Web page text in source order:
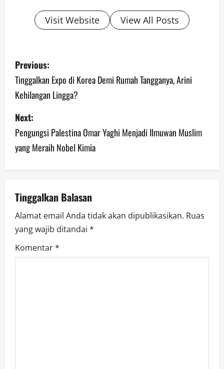
Visit Website View All Posts
P
o
s
t
n
a
i
g
a
Previous:
Tinggalkan Expo di Korea Demi Rumah Tangganya, Arini
Kehilangan Lingga?
Next:
Pengungsi Palestina Omar Yaghi Menjadi Ilmuwan Muslim
yang Meraih Nobel Kimia
Tinggalkan Balasan
Alamat email Anda tidak akan dipublikasikan. Ruas
yang wajib ditandai *
Komentar*